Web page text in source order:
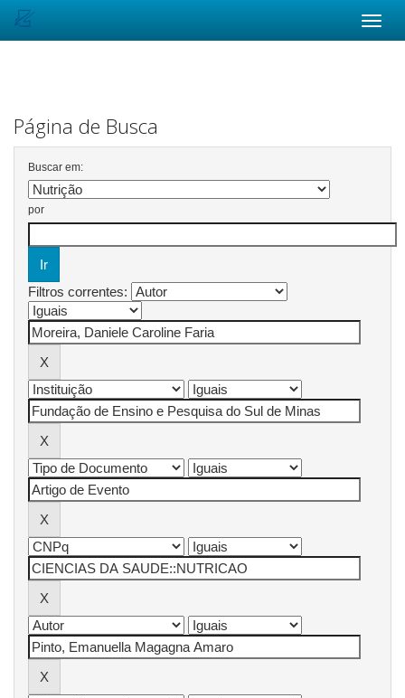
Página de Busca
Buscar em:
por
Filtros correntes: